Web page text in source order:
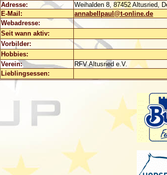
Adresse:
Weihalden 8, 87452 Altusried,
E-Mail:
annabellpaul@t-online.de
Webadresse:
Seit wann aktiv:
Vorbilder:
Hobbies:
Verein:
RFV Altusried e.V.
Lieblingsessen: